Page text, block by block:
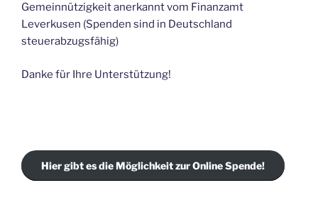
Gemeinnützigkeit anerkannt vom Finanzamt
Leverkusen (Spenden sind in Deutschland
steuerabzugsfähig)
Danke für Ihre Unterstützung!
Hier gibt es die Möglichkeit zur Online Spende!